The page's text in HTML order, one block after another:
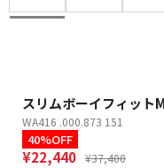
スリムボーイフィット
WA416 .000.873 151
40%OFF
¥22,440 ¥37,400